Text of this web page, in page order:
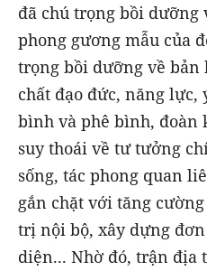
đã chú trọng bồi
phong gương mẫu của
trọng bồi dưỡng về
chất đạo đức, năng
bình và phê bình, đoàn
suy thoái về tư tưởng
sống, tác phong quan
gắn chặt với tăng
trị nội bộ, xây dựng
diện... Nhờ đó, trận địa